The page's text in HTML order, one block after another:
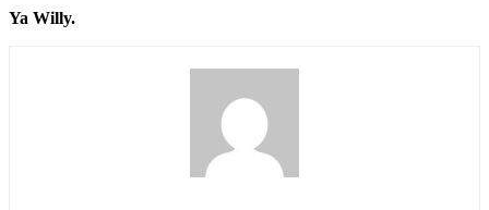
Ya Willy.